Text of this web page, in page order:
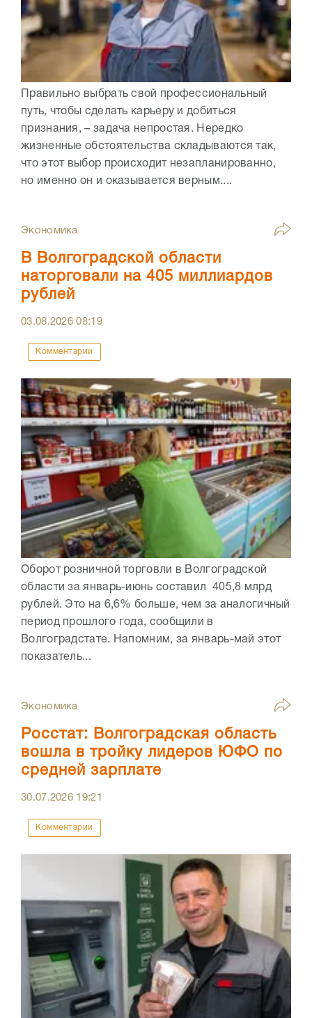
Правильно выбрать свой профессиональный
путь, чтобы сделать карьеру и добиться
признания, – задача непростая. Нередко
жизненные обстоятельства складываются так,
что этот выбор происходит незапланированно,
но именно он и оказывается верным....
Экономика
В Волгоградской области
наторговали на 405 миллиардов
рублей
03.08.202608:19
Комментарии
Оборот розничной торговли в Волгоградской
области за январь-июнь составил 405,8 млрд
рублей. Это на 6,6% больше, чем за аналогичный
период прошлого года, сообщили в
Волгоградстате. Напомним, за январь-май этот
показатель...
Экономика
Росстат: Волгоградская область
вошла в тройку лидеров ЮФО по
средней зарплате
30.07.2026 19:21
Комментарии